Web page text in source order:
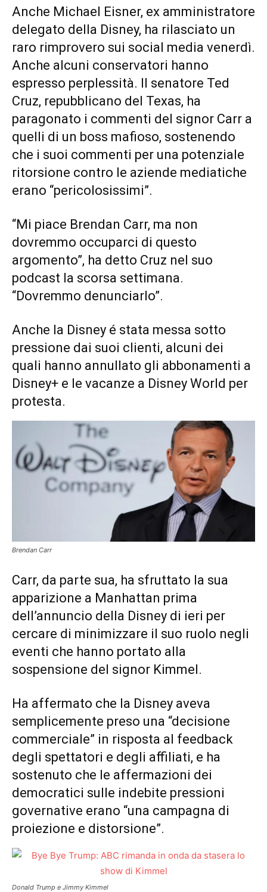
Anche Michael Eisner, ex amministratore
delegato della Disney, ha rilasciato un
raro rimprovero sui social media venerdì.
Anche alcuni conservatori hanno
espresso perplessità. Il senatore Ted
Cruz, repubblicano del Texas, ha
paragonato i commenti del signor Carr a
quelli di un boss mafioso, sostenendo
che i suoi commenti per una potenziale
ritorsione contro le aziende mediatiche
erano “pericolosissimi”.
“Mi piace Brendan Carr, ma non
dovremmo occuparci di questo
argomento”, ha detto Cruz nel suo
podcast la scorsa settimana.
“Dovremmo denunciarlo”.
Anche la Disney é stata messa sotto
pressione dai suoi clienti, alcuni dei
quali hanno annullato gli abbonamenti a
Disney+ e le vacanze a Disney World per
protesta.
Brendan Carr
Carr, da parte sua, ha sfruttato la sua
apparizione a Manhattan prima
dell’annuncio della Disney di ieri per
cercare di minimizzare il suo ruolo negli
eventi che hanno portato alla
sospensione del signor Kimmel.
Ha affermato che la Disney aveva
semplicemente preso una “decisione
commerciale” in risposta al feedback
degli spettatori e degli affiliati, e ha
sostenuto che le affermazioni dei
democratici sulle indebite pressioni
governative erano “una campagna di
proiezione e distorsione”.
Donald Trump e Jimmy Kimmel